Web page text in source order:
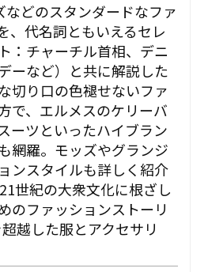
どのスタンダードなファ
、代名詞ともいえるセレ
：チャーチル首相、デニ
ーなど）と共に解説した
切り口の色褪せないファ
で、エルメスのケリーバ
ーツといったハイブラン
網羅。モッズやグランジ
ンスタイルも詳しく紹介
世紀の大衆文化に根ざし
のファッションストーリ
越した服とアクセサリ